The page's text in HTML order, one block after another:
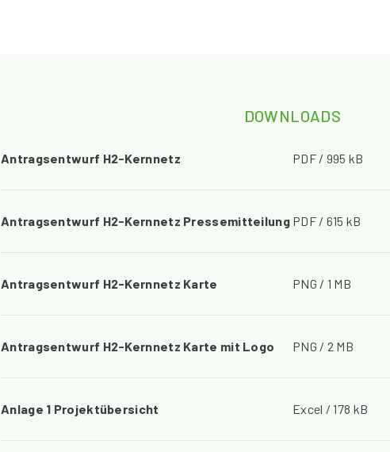
DOWNLOADS
Antragsentwurf H2-Kernnetz PDF / 995 kB
Antragsentwurf H2-Kernnetz Pressemitteilung PDF / 615 kB
Antragsentwurf H2-Kernnetz Karte PNG / 1 MB
Antragsentwurf H2-Kernnetz Karte mit Logo PNG / 2 MB
Anlage 1 Projektübersicht Excel / 178 kB